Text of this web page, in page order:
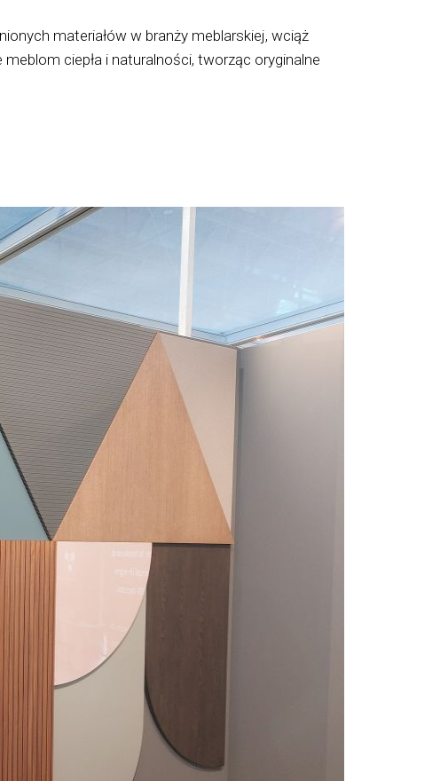
materiałów w branży meblarskiej, wciąż
ciepła i naturalności, tworząc oryginalne